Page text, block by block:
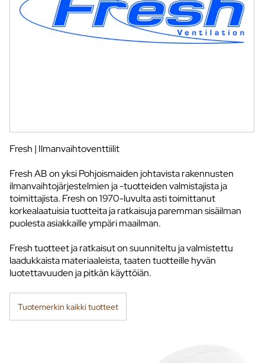
Fresh | Ilmanvaihtoventtiilit
Fresh AB on yksi Pohjoismaiden johtavista rakennusten
ilmanvaihtojärjestelmien ja -tuotteiden valmistajista ja
toimittajista. Fresh on 1970-luvulta asti toimittanut
korkealaatuisia tuotteita ja ratkaisuja paremman sisäilman
puolesta asiakkaille ympäri maailman.
Fresh tuotteet ja ratkaisut on suunniteltu ja valmistettu
laadukkaista materiaaleista, taaten tuotteille hyvän
luotettavuuden ja pitkän käyttöiän.
Tuotemerkin kaikki tuotteet